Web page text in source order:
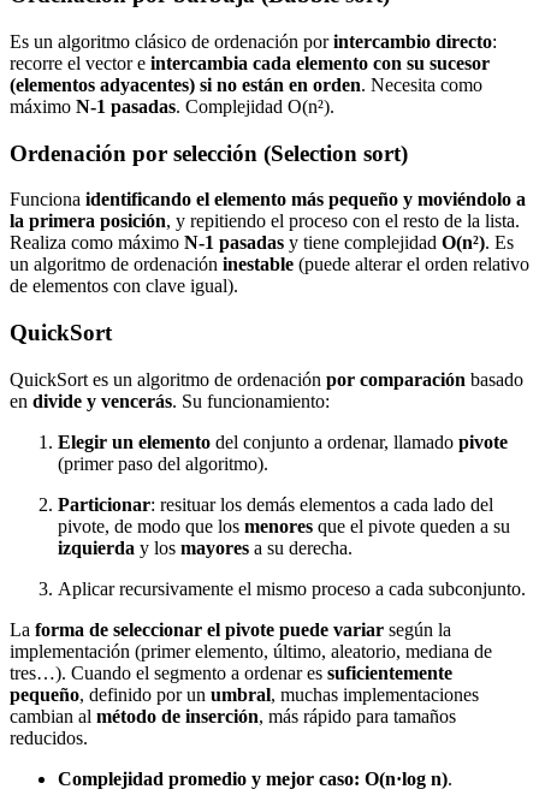
Es un algoritmo clásico de ordenación porintercambio directo:
recorre el vector e intercambia cada elemento con su sucesor
(elementos adyacentes) si no están en orden. Necesita como
máximo N-1 pasadas. Complejidad O(n²).
Ordenación por selección (Selection sort)
Funciona identificando el elemento más pequeño y moviéndolo a
la primera posición, y repitiendo el proceso con el resto de la lista.
Realiza como máximo N-1 pasadas y tiene complejidad O(n²). Es
un algoritmo de ordenación inestable (puede alterar el orden relativo
de elementos con clave igual).
QuickSort
QuickSort es un algoritmo de ordenación por comparación basado
en divide y vencerás. Su funcionamiento:
Elegir un elemento del conjunto a ordenar, llamado pivote
(primer paso del algoritmo).
Particionar: resituar los demás elementos a cada lado del
pivote, de modo que los menores que el pivote queden a su
izquierda y los mayores a su derecha.
Aplicar recursivamente el mismo proceso a cada subconjunto.
La forma de seleccionar el pivote puede variar según la
implementación (primer elemento, último, aleatorio, mediana de
tres…). Cuando el segmento a ordenar es suficientemente
pequeño, definido por un umbral, muchas implementaciones
cambian al método de inserción, más rápido para tamaños
reducidos.
Complejidad promedio y mejor caso: O(n·log n).